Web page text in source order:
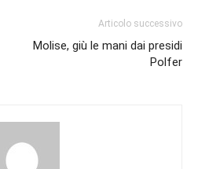
Articolo successivo
Molise, giù le mani dai presidi
Polfer